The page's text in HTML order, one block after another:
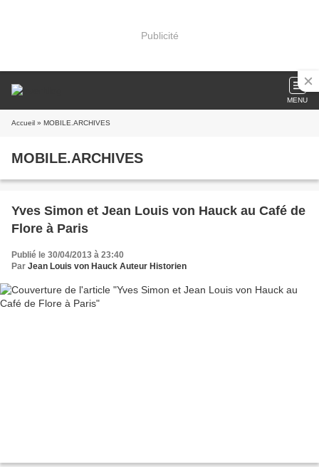
Publicité
MENU
Accueil » MOBILE.ARCHIVES
MOBILE.ARCHIVES
Yves Simon et Jean Louis von Hauck au Café de
Flore à Paris
Publié le 30/04/2013 à 23:40
Par Jean Louis von Hauck Auteur Historien